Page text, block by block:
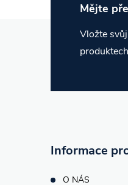
Mějte
Vložte
Informace
O NÁS